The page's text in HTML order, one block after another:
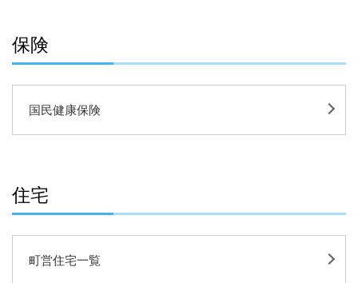
保険
国民健康保険
住宅
町営住宅一覧